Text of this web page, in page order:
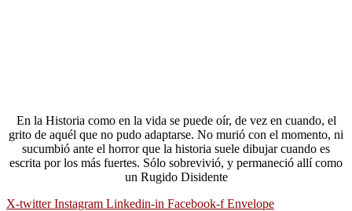
En la Historia como en la vida se puede oír, de vez en cuando, el
grito de aquél que no pudo adaptarse. No murió con el momento, ni
sucumbió ante el horror que la historia suele dibujar cuando es
escrita por los más fuertes. Sólo sobrevivió, y permaneció allí como
un Rugido Disidente
X-twitter Instagram Linkedin-in Facebook-f Envelope